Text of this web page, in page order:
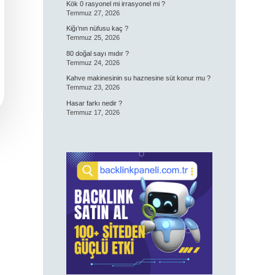
Kök 0 rasyonel mi irrasyonel mi ?
Temmuz 27, 2026
Kiğı’nın nüfusu kaç ?
Temmuz 25, 2026
80 doğal sayı mıdır ?
Temmuz 24, 2026
Kahve makinesinin su haznesine süt konur mu ?
Temmuz 23, 2026
Hasar farkı nedir ?
Temmuz 17, 2026